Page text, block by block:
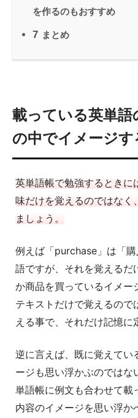
を作るのもおすすめ
7 まとめ
載っている英単
の中でイメージす
英単語帳で勉強するときに
味だけを覚えるのではなく
ましょう。
例えば「purchase」は「
語ですが、それを覚えるだ
か商品を買っているイメー
テキストだけで覚えるので
える事で、それだけ記憶に
逆に言えば、既に覚えてい
ージも思い浮かぶのでは
単語帳に例文も合わせて載
内容のイメージを思い浮か